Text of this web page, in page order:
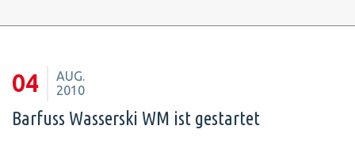
04
AUG.
2010
Barfuss Wasserski WM ist gestartet